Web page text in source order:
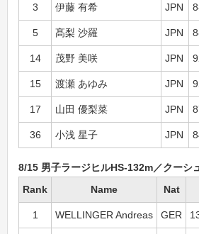
3 伊藤 有希 JPN
5 髙梨 沙羅 JPN
14 茂野 美咲 JPN
15 渡瀬 あゆみ JPN
17 山田 優梨菜 JPN
36 小浅 星子 JPN
8/15 男子ラージヒルHS-132m／クーシ
Rank
Name Nat
1 WELLINGER Andreas GER